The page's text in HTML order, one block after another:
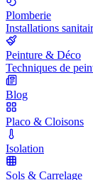
Plomberie
Installations
Peinture & Déco
Techniques de
Blog
Placo & Cloisons
Isolation
Sols & Carrelage